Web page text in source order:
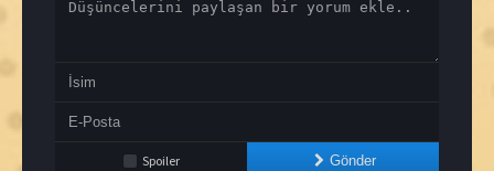
Spoiler Gönder